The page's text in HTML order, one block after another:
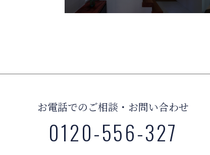
お電話でのご相談・お問い合わせ
0120-556-327